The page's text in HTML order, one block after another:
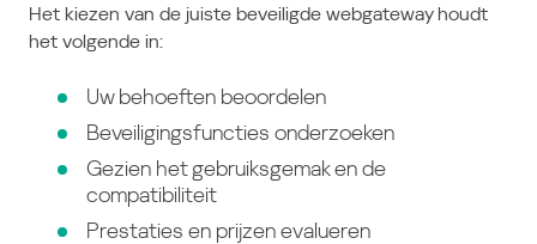
Het kiezen van de juiste beveiligde webgateway houdt
het volgende in:
Uw behoeften beoordelen
Beveiligingsfuncties onderzoeken
Gezien het gebruiksgemak en de
compatibiliteit
Prestaties en prijzen evalueren